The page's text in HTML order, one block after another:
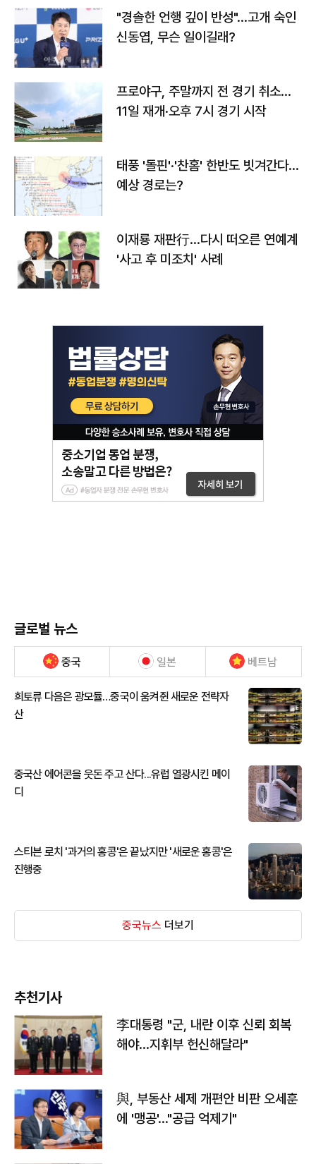
"경솔한 언행 깊이 반성"…고개 숙인
신동엽, 무슨 일이길래?
프로야구, 주말까지 전 경기 취소…
11일 재개·오후 7시 경기 시작
태풍 '돌핀'·'찬홈' 한반도 빗겨간다…
예상 경로는?
이재룡 재판行…다시 떠오른 연예계
'사고 후 미조치' 사례
글로벌 뉴스
중국 일본 베트남
희토류 다음은 광모듈…중국이 움켜쥔 새로운 전략자
산
중국산 에어콘을 웃돈 주고 산다...유럽 열광시킨 메이
디
스티븐 로치 '과거의 홍콩'은 끝났지만 '새로운 홍콩'은
진행중
중국뉴스 더보기
추천기사
李대통령 "군, 내란 이후 신뢰 회복
해야…지휘부 헌신해달라"
與, 부동산 세제 개편안 비판 오세훈
에 '맹공'…"공급 억제기"